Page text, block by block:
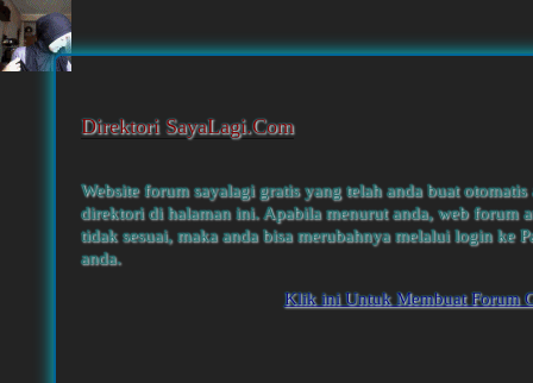
Direktori SayaLagi.Com
Website forum sayalagi gratis yang telah anda buat
direktori di halaman ini. Apabila menurut anda, web forum
tidak sesuai, maka anda bisa merubahnya melalui login ke
anda.
Klik ini Untuk Membuat Forum